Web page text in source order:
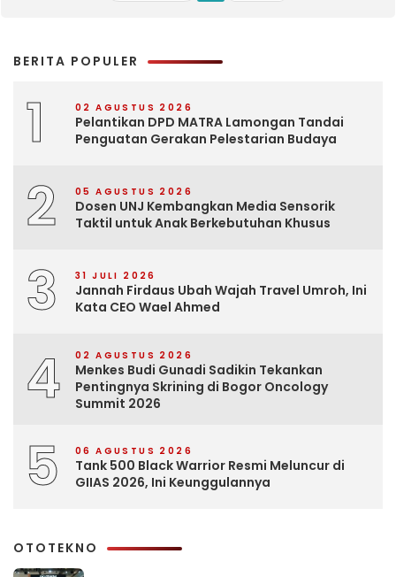
BERITA POPULER
1 02 AGUSTUS 2026
Pelantikan DPD MATRA Lamongan Tandai
Penguatan Gerakan Pelestarian Budaya
2 05 AGUSTUS 2026
Dosen UNJ Kembangkan Media Sensorik
Taktil untuk Anak Berkebutuhan Khusus
3 31 JULI 2026
Jannah Firdaus Ubah Wajah Travel Umroh, Ini
Kata CEO Wael Ahmed
4 02 AGUSTUS 2026
Menkes Budi Gunadi Sadikin Tekankan
Pentingnya Skrining di Bogor Oncology
Summit 2026
5 06 AGUSTUS 2026
Tank 500 Black Warrior Resmi Meluncur di
GIIAS 2026, Ini Keunggulannya
OTOTEKNO